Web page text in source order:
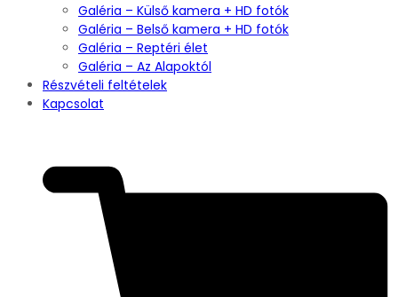
Galéria – Külső kamera + HD fotók
Galéria – Belső kamera + HD fotók
Galéria – Reptéri élet
Galéria – Az Alapoktól
Részvételi feltételek
Kapcsolat